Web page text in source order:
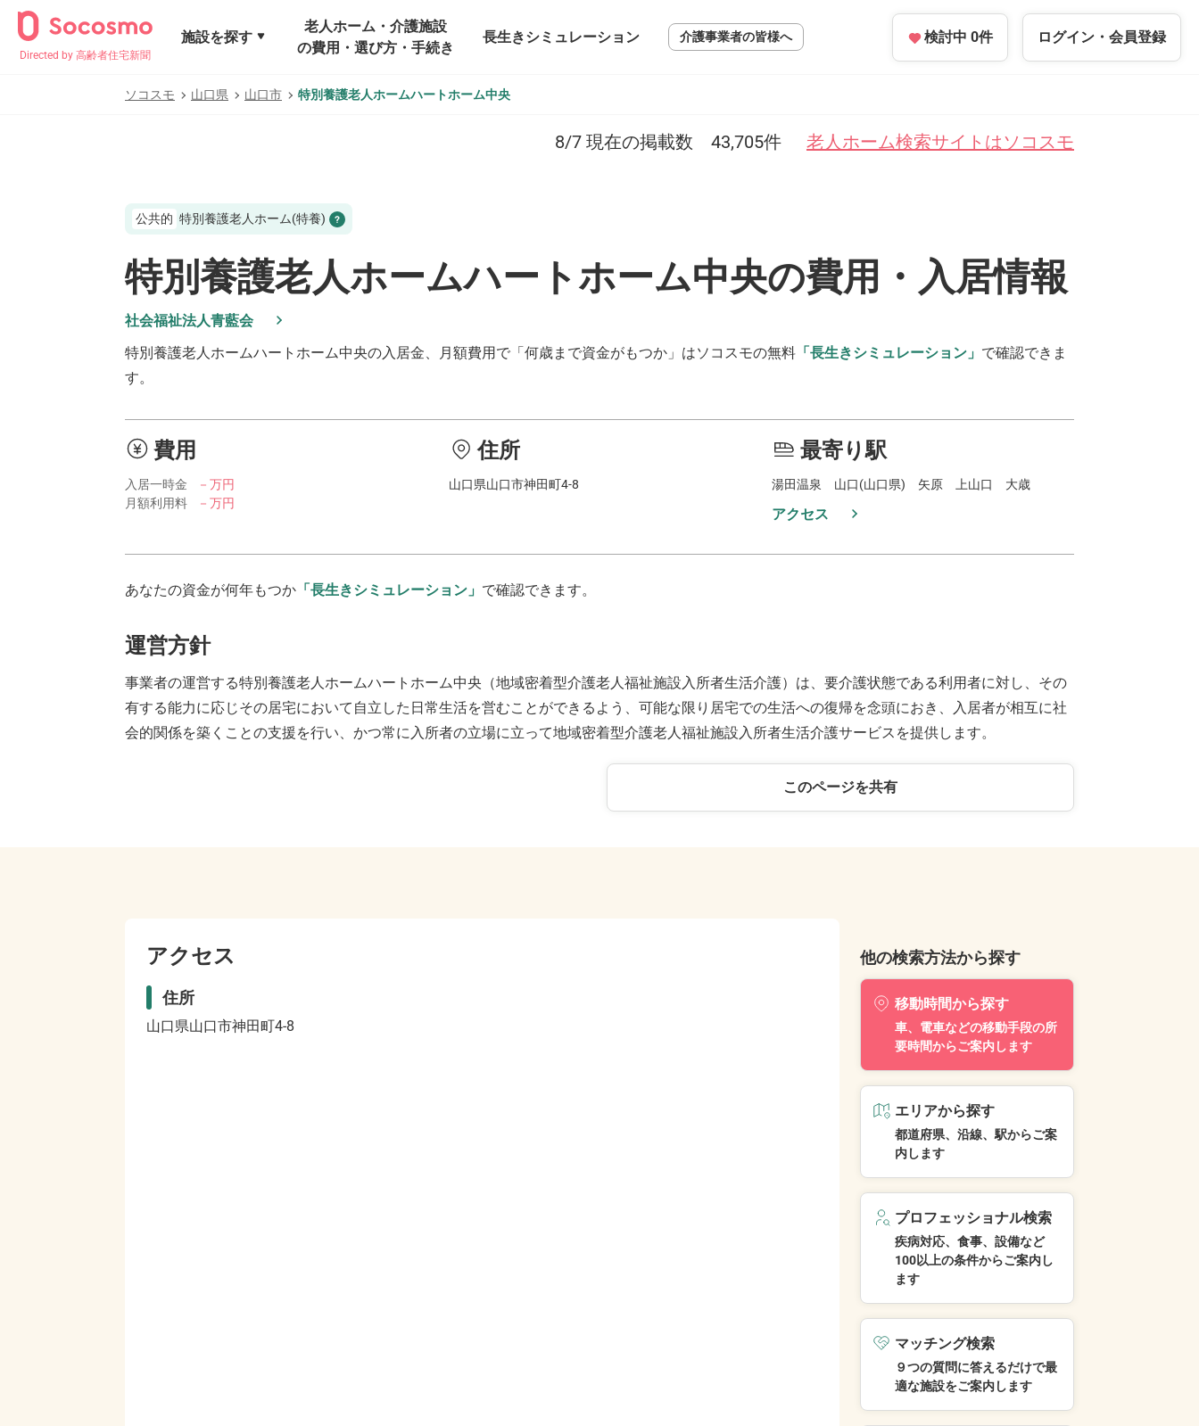
Directed by 高齢者住宅新聞
施設を探す
老人ホーム・介護施設
の費用・選び方・手続き
長生きシミュレーション 介護事業者の皆様へ 検討中 0件 ログイン・ 会員登録
ソコスモ 山口県 山口市 特別養護老人ホームハートホーム中央
8/7 現在の掲載数 43,705件 老人ホーム検索サイトはソコスモ
公共的 特別養護老人ホーム(特養)
特別養護老人ホームハートホーム中央の費用・入居情報
社会福祉法人青藍会
特別養護老人ホームハートホーム中央の入居金、月額費用で「何歳まで資金がもつか」はソコスモの無料 「長生きシミュレーション」 で確認できま
す。
費用
入居一時金
－万円
月額利用料
－万円
住所
山口県山口市神田町4-8
最寄り駅
湯田温泉 山口(山口県) 矢原 上山口 大歳
アクセス
あなたの資金が何年もつか 「長生きシミュレーション」 で確認できます。
運営方針
事業者の運営する特別養護老人ホームハートホーム中央（地域密着型介護老人福祉施設入所者生活介護）は、要介護状態である利用者に対し、その
有する能力に応じその居宅において自立した日常生活を営むことができるよう、可能な限り居宅での生活への復帰を念頭におき、入居者が相互に社
会的関係を築くことの支援を行い、かつ常に入所者の立場に立って地域密着型介護老人福祉施設入所者生活介護サービスを提供します。
このページを共有
アクセス
住所
山口県山口市神田町4-8
他の検索方法から探す
移動時間から探す
車、電車などの移動手段の所
要時間からご案内します
エリアから探す
都道府県、沿線、駅からご案
内します
プロフェッショナル検索
疾病対応、食事、設備など
100以上の条件からご案内し
ます
マッチング検索
９つの質問に答えるだけで最
適な施設をご案内します